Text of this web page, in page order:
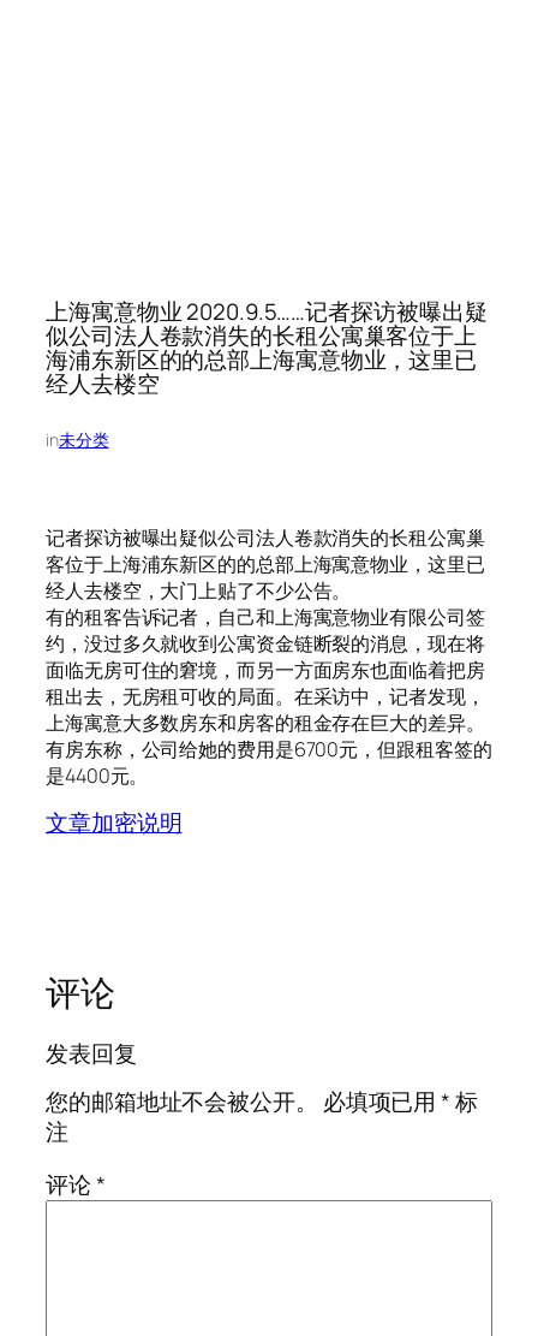
上海寓意物业 2020.9.5……记者探访被曝出疑
似公司法人卷款消失的长租公寓巢客位于上
海浦东新区的的总部上海寓意物业，这里已
经人去楼空
in未分类
记者探访被曝出疑似公司法人卷款消失的长租公寓巢
客位于上海浦东新区的的总部上海寓意物业，这里已
经人去楼空，大门上贴了不少公告。
有的租客告诉记者，自己和上海寓意物业有限公司签
约，没过多久就收到公寓资金链断裂的消息，现在将
面临无房可住的窘境，而另一方面房东也面临着把房
租出去，无房租可收的局面。在采访中，记者发现，
上海寓意大多数房东和房客的租金存在巨大的差异。
有房东称，公司给她的费用是6700元，但跟租客签的
是4400元。
文章加密说明
评论
发表回复
您的邮箱地址不会被公开。
必填项已用*标
注
评论*